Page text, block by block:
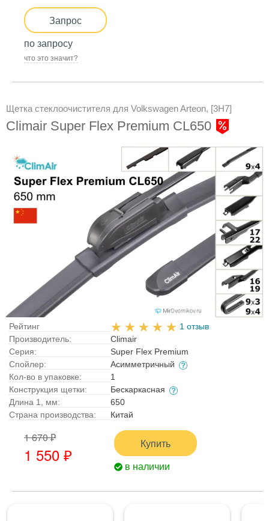
Запрос
по запросу
что это значит?
Щетка стеклоочистителя для Volkswagen Arteon, [3H7]
Climair Super Flex Premium CL650
Рейтинг
1 отзыв
Производитель:
Climair
Серия:
Super Flex Premium
Спойлер:
Асимметричный
Кол-во в упаковке:
1
Конструкция щетки:
Бескаркасная
Длина 1, мм:
650
Страна производства:
Китай
1 670 ₽
1 550 ₽
Купить
в наличии